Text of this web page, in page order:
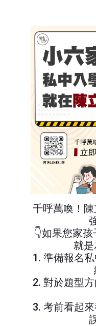
千呼萬喚！陳
👇如果您家
就
1️. 準備報名
2️. 對於題型
3. 考前看起